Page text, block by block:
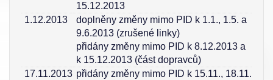
15.12.2013
1.12.2013
doplněny změny mimo PID k 1.1., 1.5. a
9.6.2013 (zrušené linky)
přidány změny mimo PID k 8.12.2013 a
k 15.12.2013 (část dopravců)
17.11.2013 přidány změny mimo PID k 15.11., 18.11.